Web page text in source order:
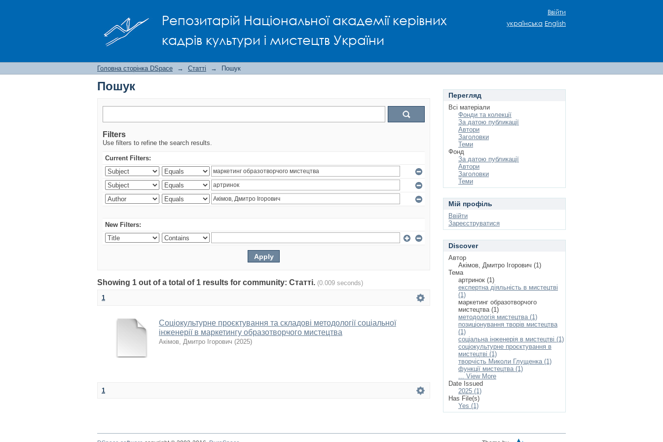
Репозитарій Національної академії керівних
кадрів культури і мистецтв України
Ввійти
українська English
Головна сторінка DSpace → Статті → Пошук
Пошук
Filters
Use filters to refine the search results.
Current Filters:
New Filters:
Showing 1 out of a total of 1 results for community: Статті. (0.009 seconds)
1
Соціокультурне проєктування та складові методології соціальної
інженерії в маркетингу образотворчого мистецтва
Акімов, Дмитро Ігорович (2025)
1
Перегляд
Всі матеріали
Фонди та колекції
За датою публикації
Автори
Заголовки
Теми
Фонд
За датою публикації
Автори
Заголовки
Теми
Мій профіль
Ввійти
Зареєструватися
Discover
Автор
Акімов, Дмитро Ігорович (1)
Тема
артринок (1)
експертна діяльність в мистецтві
(1)
маркетинг образотворчого
мистецтва (1)
методологія мистецтва (1)
позиціонування творів мистецтва
(1)
соціальна інженерія в мистецтві (1)
соціокультурне проєктування в
мистецтві (1)
творчість Миколи Глущенка (1)
функції мистецтва (1)
... View More
Date Issued
2025 (1)
Has File(s)
Yes (1)